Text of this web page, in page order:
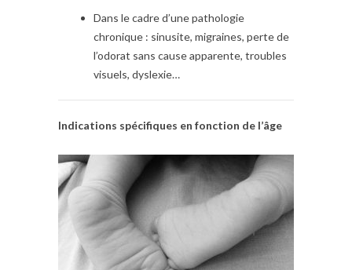
Dans le cadre d’une pathologie
chronique : sinusite, migraines, perte de
l’odorat sans cause apparente, troubles
visuels, dyslexie…
Indications spécifiques en fonction de l’âge